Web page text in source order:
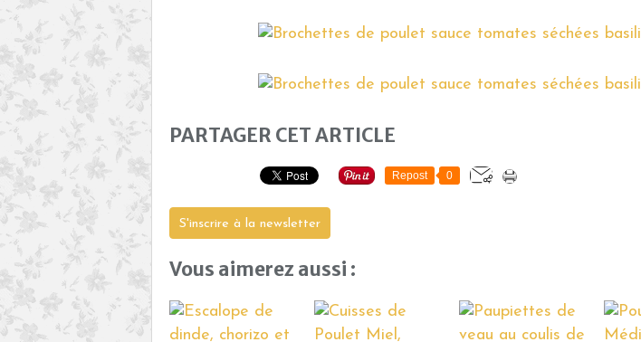
PARTAGER CET ARTICLE
Repost 0
S'inscrire à la newsletter
Vous aimerez aussi :